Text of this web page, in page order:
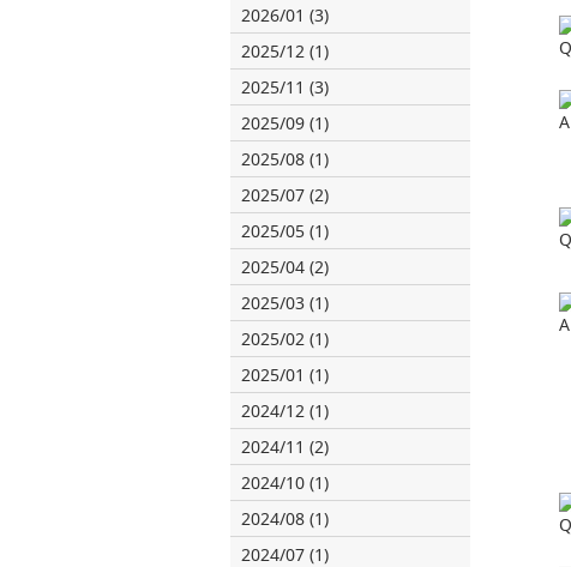
2026/01 (3)
2025/12 (1)
2025/11 (3)
2025/09 (1)
2025/08 (1)
2025/07 (2)
2025/05 (1)
2025/04 (2)
2025/03 (1)
2025/02 (1)
2025/01 (1)
2024/12 (1)
2024/11 (2)
2024/10 (1)
2024/08 (1)
2024/07 (1)